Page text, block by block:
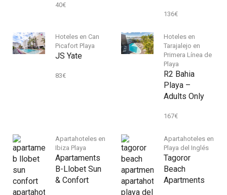
40€
136€
Hoteles en Can
Picafort Playa
JS Yate
83€
Hoteles en
Tarajalejo en
Primera Línea de
Playa
R2 Bahia
Playa –
Adults Only
167€
Apartahoteles en
Ibiza Playa
Apartaments
B-Llobet Sun
& Confort
Apartahoteles en
Playa del Inglés
Tagoror
Beach
Apartments